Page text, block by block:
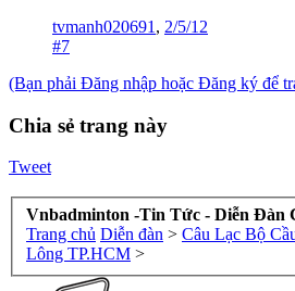
tvmanh020691 , 2/5/12
#7
(Bạn phải Đăng nhập hoặc Đăng ký để
Chia sẻ trang này
Tweet
Vnbadminton -Tin Tức - Diễn Đàn
Trang chủ Diễn đàn > Câu Lạc Bộ
Lông TP.HCM >